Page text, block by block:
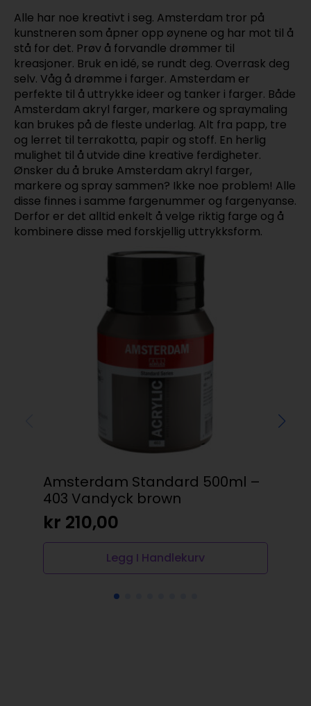
Alle har noe kreativt i seg. Amsterdam tror på
kunstneren som åpner opp øynene og har mot til å
stå for det. Prøv å forvandle drømmer til
kreasjoner. Bruk en idé, se rundt deg. Overrask deg
selv. Våg å drømme i farger. Amsterdam er
perfekte til å uttrykke ideer og tanker i farger. Både
Amsterdam akryl farger, markere og spraymaling
kan brukes på de fleste underlag. Alt fra papp, tre
og lerret til terrakotta, papir og stoff. En herlig
mulighet til å utvide dine kreative ferdigheter.
Ønsker du å bruke Amsterdam akryl farger,
markere og spray sammen? Ikke noe problem! Alle
disse finnes i samme fargenummer og fargenyanse.
Derfor er det alltid enkelt å velge riktig farge og å
kombinere disse med forskjellig uttrykksform.
Amsterdam Standard 500ml –
403 Vandyck brown
kr 210,00
Legg I Handlekurv